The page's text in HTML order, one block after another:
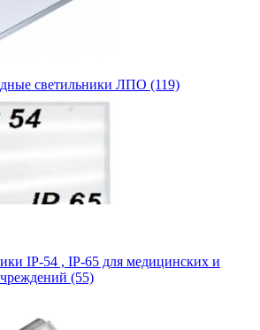
светильники ЛПО (119)
IP-54 , IP-65 для медицинских и
(55)